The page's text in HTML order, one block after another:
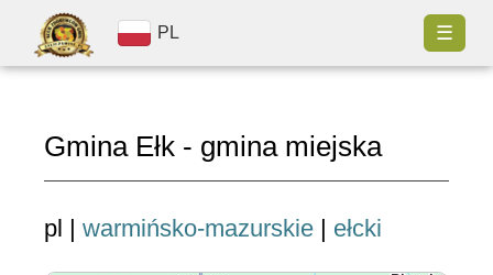
PL ☰
Gmina Ełk - gmina miejska
pl | warmińsko-mazurskie | ełcki